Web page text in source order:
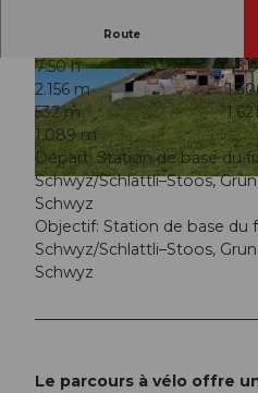
© Schwyz Tourismus, Ferien- und Ausflugsregion
© Schwyz Tourismus, Ferien- und Ausflugsregi
on Schwyz
Route
7:50 h
2.156 m
532 m
1.089 m
Départ: Station de base du
Schwyz/Schlattli–Stoos,
Schwyz
Objectif: Station de base du
Schwyz/Schlattli–Stoos,
Schwyz
Le parcours à vélo offre